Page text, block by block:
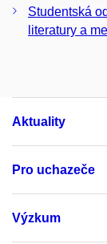
Studentská
literatury a
Aktuality
Pro uchazeče
Výzkum